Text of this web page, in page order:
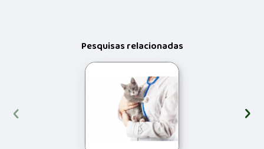
Pesquisas relacionadas
‹ ›